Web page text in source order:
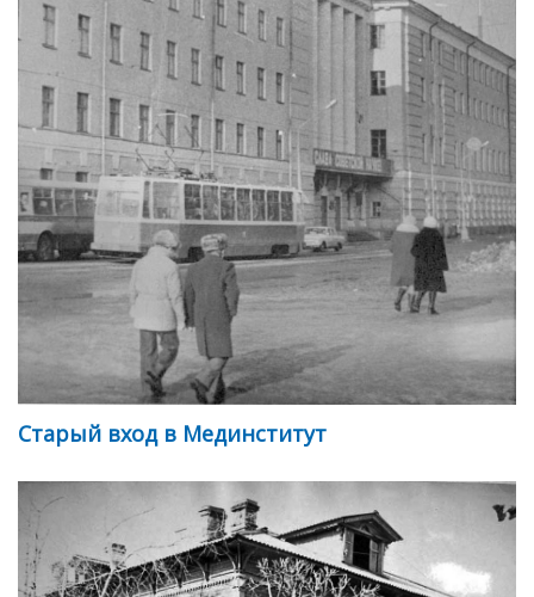
Старый вход в Мединститут